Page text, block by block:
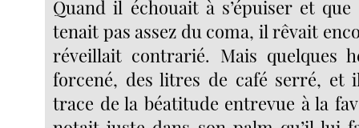
Quand il échouait à s’épuiser et
tenait pas assez du coma, il rêvait
réveillait contrarié. Mais quelques
forcené, des litres de café serré, et
trace de la béatitude entrevue à la